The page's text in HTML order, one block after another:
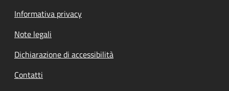
Informativa privacy
Note legali
Dichiarazione di accessibilità
Contatti